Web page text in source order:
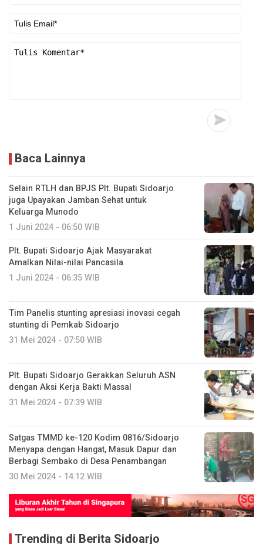
Baca Lainnya
Selain RTLH dan BPJS Plt. Bupati Sidoarjo
juga Upayakan Jamban Sehat untuk
Keluarga Munodo
1 Juni 2024 - 06:50 WIB
Plt. Bupati Sidoarjo Ajak Masyarakat
Amalkan Nilai-nilai Pancasila
1 Juni 2024 - 06:35 WIB
Tim Panelis stunting apresiasi inovasi cegah
stunting di Pemkab Sidoarjo
31 Mei 2024 - 07:50 WIB
Plt. Bupati Sidoarjo Gerakkan Seluruh ASN
dengan Aksi Kerja Bakti Massal
31 Mei 2024 - 07:39 WIB
Satgas TMMD ke-120 Kodim 0816/Sidoarjo
Menyapa dengan Hangat, Masuk Dapur dan
Berbagi Sembako di Desa Penambangan
30 Mei 2024 - 14:12 WIB
Trending di Berita Sidoarjo